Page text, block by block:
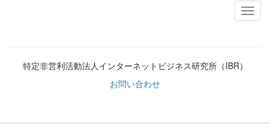
特定非営利活動法人インターネットビジネス研究所（IBR）
お問い合わせ